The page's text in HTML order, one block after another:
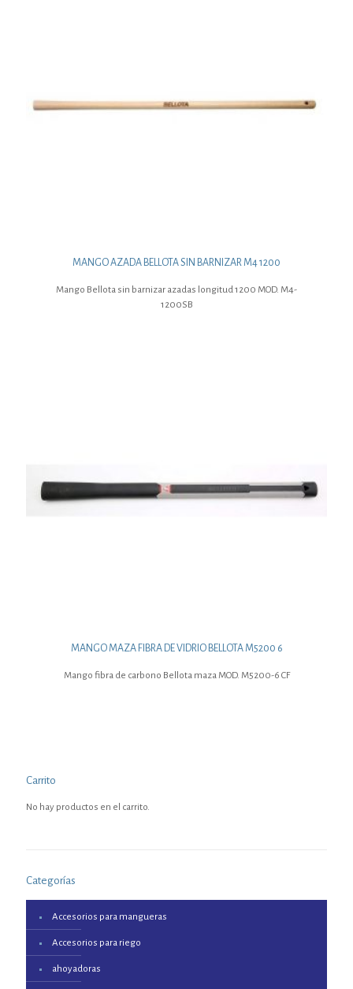
MANGO AZADA BELLOTA SIN BARNIZAR M4 1200
Mango Bellota sin barnizar azadas longitud 1200 MOD. M4-
1200SB
MANGO MAZA FIBRA DE VIDRIO BELLOTA M5200 6
Mango fibra de carbono Bellota maza MOD. M5200-6 CF
Carrito
No hay productos en el carrito.
Categorías
Accesorios para mangueras
Accesorios para riego
ahoyadoras